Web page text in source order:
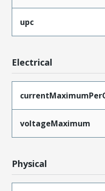
upc
Electrical
voltageMaximum
Physical